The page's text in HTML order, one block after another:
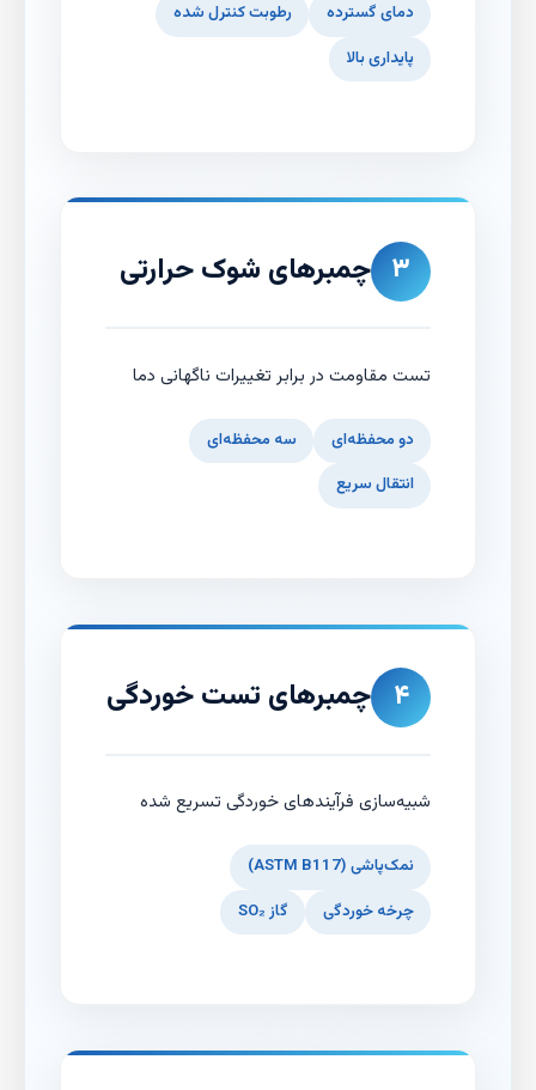
دمای گسترده
رطوبت کنترل شده
پایداری بالا
۳ چمبرهای شوک حرارتی
تست مقاومت در برابر تغییرات ناگهانی دما
دو محفظه‌ای
سه محفظه‌ای
انتقال سریع
۴ چمبرهای تست خوردگی
شبیه‌سازی فرآیندهای خوردگی تسریع شده
نمک‌پاشی (ASTM B117)
چرخه خوردگی
گاز SO₂